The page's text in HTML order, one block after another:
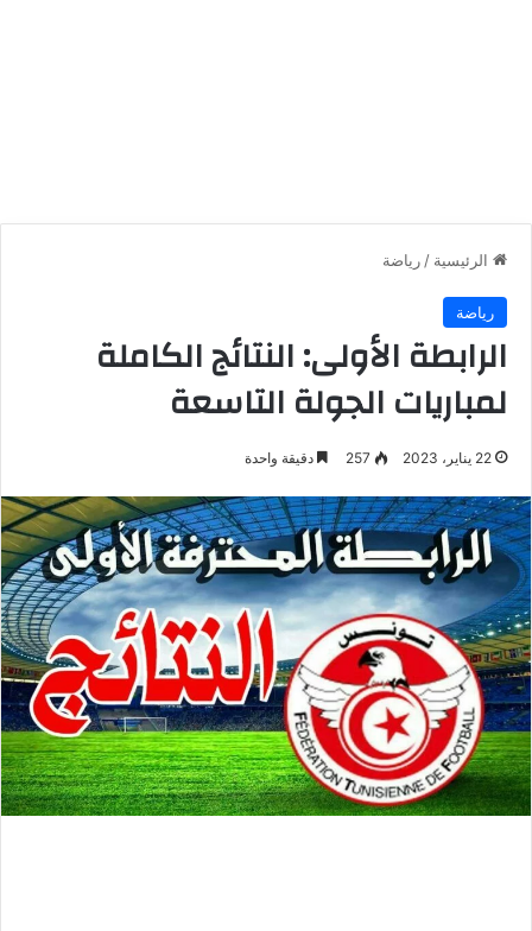
الرئيسية / رياضة
رياضة
الرابطة الأولى: النتائج الكاملة
لمباريات الجولة التاسعة
22 يناير، 2023 257 دقيقة واحدة